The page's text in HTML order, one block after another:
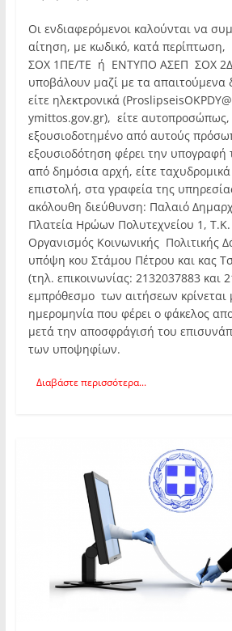
Οι ενδιαφερόμενοι καλούνται να
αίτηση, με κωδικό, κατά
ΣΟΧ 1ΠΕ/ΤΕ ή ΕΝΤΥΠΟ ΑΣΕΠ ΣΟΧ
υποβάλουν μαζί με τα απαιτούμενα
είτε ηλεκτρονικά
ymittos.gov.gr), είτε αυτοπροσώπως,
εξουσιοδοτημένο από αυτούς
εξουσιοδότηση φέρει την υπογραφή
από δημόσια αρχή, είτε
επιστολή, στα γραφεία της
ακόλουθη διεύθυνση: Παλαιό
Πλατεία Ηρώων Πολυτεχνείου 1,
Οργανισμός Κοινωνικής Πολιτικής
υπόψη κου Στάμου Πέτρου και κας
(τηλ. επικοινωνίας: 2132037883 και
εμπρόθεσμο των αιτήσεων κρίνεται
ημερομηνία που φέρει ο φάκελος
μετά την αποσφράγισή του
των υποψηφίων.
Διαβάστε περισσότερα...